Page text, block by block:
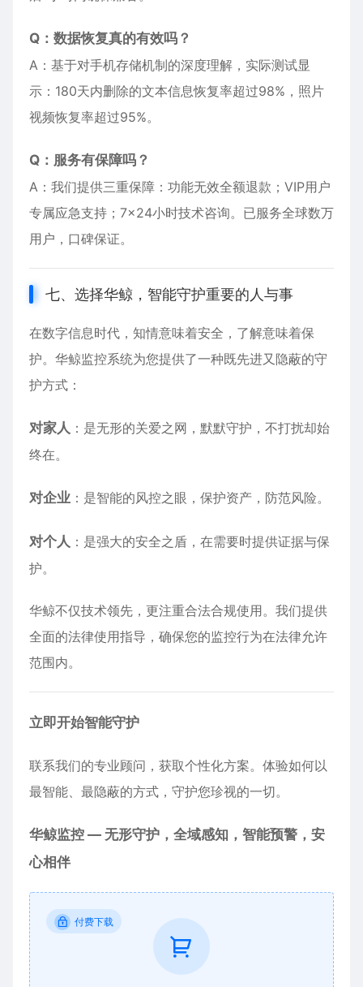
Q：数据恢复真的有效吗？
A：基于对手机存储机制的深度理解，实际测试显
示：180天内删除的文本信息恢复率超过98%，照片
视频恢复率超过95%。
Q：服务有保障吗？
A：我们提供三重保障：功能无效全额退款；VIP用户
专属应急支持；7×24小时技术咨询。已服务全球数万
用户，口碑保证。
七、选择华鲸，智能守护重要的人与事
在数字信息时代，知情意味着安全，了解意味着保
护。华鲸监控系统为您提供了一种既先进又隐蔽的守
护方式：
对家人 ：是无形的关爱之网，默默守护，不打扰却始
终在。
对企业 ：是智能的风控之眼，保护资产，防范风险。
对个人 ：是强大的安全之盾，在需要时提供证据与保
护。
华鲸不仅技术领先，更注重合法合规使用。我们提供
全面的法律使用指导，确保您的监控行为在法律允许
范围内。
立即开始智能守护
联系我们的专业顾问，获取个性化方案。体验如何以
最智能、最隐蔽的方式，守护您珍视的一切。
华鲸监控 — 无形守护，全域感知，智能预警，安
心相伴
付费下载